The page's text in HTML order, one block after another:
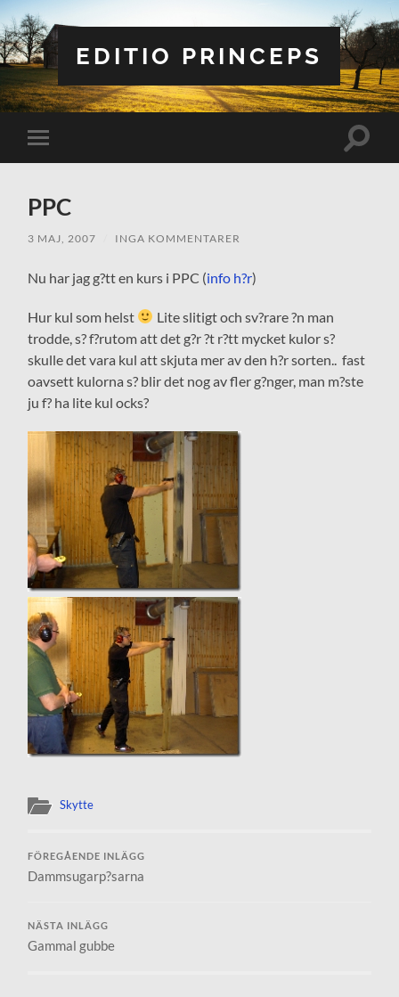
EDITIO PRINCEPS
Slå
på/av
Slå
PPC
3 MAJ, 2007 INGA KOMMENTARER
Nu har jag g?tt en kurs i PPC (info h?r)
Hur kul som helst
Lite slitigt och sv?rare ?n man
trodde, s? f?rutom att det g?r ?t r?tt mycket kulor s?
skulle det vara kul att skjuta mer av den h?r sorten.. fast
oavsett kulorna s? blir det nog av fler g?nger, man m?ste
ju f? ha lite kul ocks?
Skytte
FÖREGÅENDE INLÄGG
Dammsugarp?sarna
NÄSTA INLÄGG
Gammal gubbe